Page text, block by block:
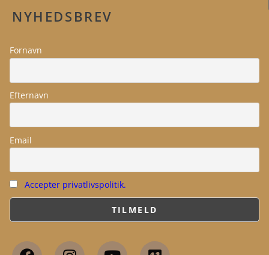
NYHEDSBREV
Fornavn
Efternavn
Email
Accepter privatlivspolitik.